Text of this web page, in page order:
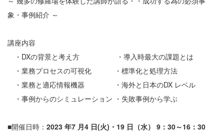
象・事例紹介 ～
講座内容
・DXの背景と考え方 ・導入時最大の課題とは
・業務プロセスの可視化 ・標準化と処理方法
・業務と適応情報機器 ・海外と日本のDX レベル
・事例からのシミュレーション ・失敗事例から学ぶ
■開催日時： 2023 年7 月4 日(火)・19 日（水） 9：30～16：30